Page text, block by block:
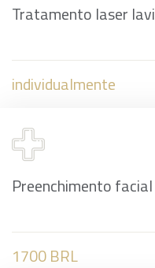
Tratamento laser
individualmente
Preenchimento facial
1700 BRL